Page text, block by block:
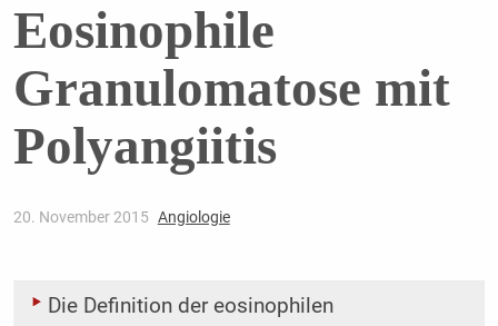
Eosinophile
Granulomatose mit
Polyangiitis
20. November 2015 Angiologie
Die Definition der eosinophilen